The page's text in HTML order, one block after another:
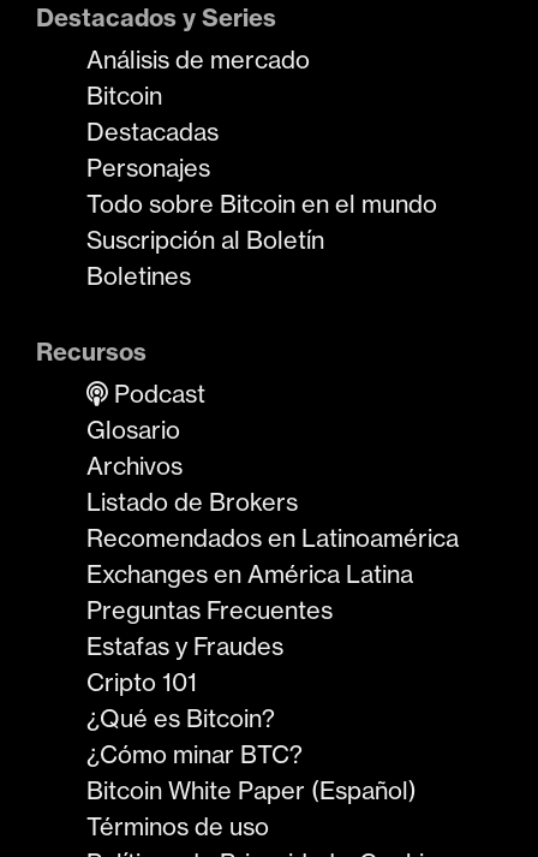
Destacados y Series
Análisis de mercado
Bitcoin
Destacadas
Personajes
Todo sobre Bitcoin en el mundo
Suscripción al Boletín
Boletines
Recursos
Podcast
Glosario
Archivos
Listado de Brokers
Recomendados en Latinoamérica
Exchanges en América Latina
Preguntas Frecuentes
Estafas y Fraudes
Cripto 101
¿Qué es Bitcoin?
¿Cómo minar BTC?
Bitcoin White Paper (Español)
Términos de uso